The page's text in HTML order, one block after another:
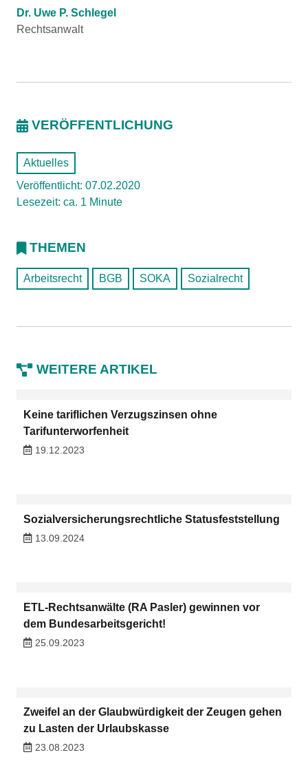
Dr. Uwe P. Schlegel
Rechtsanwalt
VERÖFFENTLICHUNG
Aktuelles
Veröffentlicht: 07.02.2020
Lesezeit: ca. 1 Minute
THEMEN
Arbeitsrecht BGB SOKA Sozialrecht
WEITERE ARTIKEL
Keine tariflichen Verzugszinsen ohne
Tarifunterworfenheit
19.12.2023
Sozialversicherungsrechtliche Statusfeststellung
13.09.2024
ETL-Rechtsanwälte (RA Pasler) gewinnen vor
dem Bundesarbeitsgericht!
25.09.2023
Zweifel an der Glaubwürdigkeit der Zeugen gehen
zu Lasten der Urlaubskasse
23.08.2023